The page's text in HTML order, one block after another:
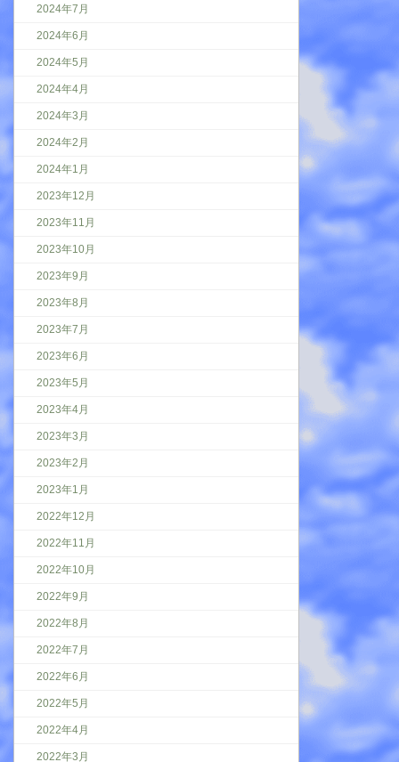
2024年7月
2024年6月
2024年5月
2024年4月
2024年3月
2024年2月
2024年1月
2023年12月
2023年11月
2023年10月
2023年9月
2023年8月
2023年7月
2023年6月
2023年5月
2023年4月
2023年3月
2023年2月
2023年1月
2022年12月
2022年11月
2022年10月
2022年9月
2022年8月
2022年7月
2022年6月
2022年5月
2022年4月
2022年3月